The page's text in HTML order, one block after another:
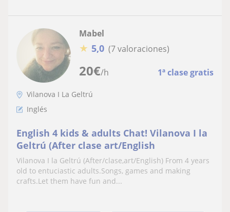
20€/h 1ª clase gratis
Mabel
★ 5,0 (7 valoraciones)
Vilanova I La Geltrú
Inglés
English 4 kids & adults Chat! Vilanova I la
Geltrú (After clase art/English
Vilanova I la Geltrú (After/clase,art/English) From 4 years
old to entuciastic adults.Songs, games and making
crafts.Let them have fun and...